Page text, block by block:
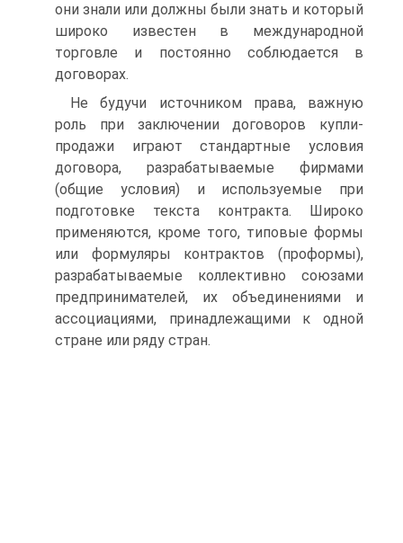
они знали или должны были знать и который
широко известен в международной
торговле и постоянно соблюдается в
договорах.
Не будучи источником права, важную
роль при заключении договоров купли-
продажи играют стандартные условия
договора, разрабатываемые фирмами
(общие условия) и используемые при
подготовке текста контракта. Широко
применяются, кроме того, типовые формы
или формуляры контрактов (проформы),
разрабатываемые коллективно союзами
предпринимателей, их объединениями и
ассоциациями, принадлежащими к одной
стране или ряду стран.